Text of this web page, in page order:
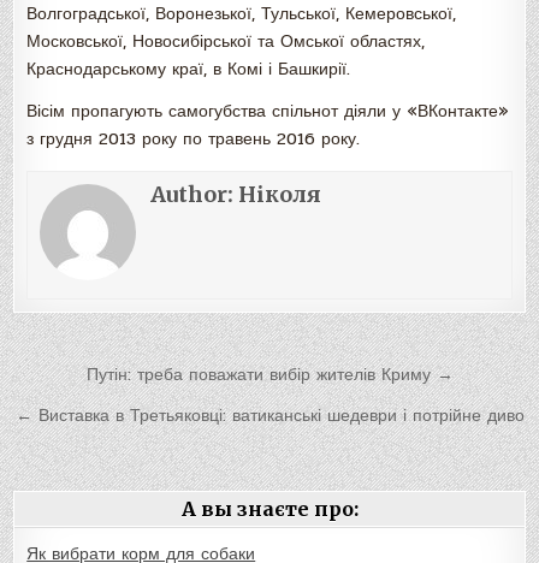
Волгоградської, Воронезької, Тульської, Кемеровської,
Московської, Новосибірської та Омської областях,
Краснодарському краї, в Комі і Башкирії.
Вісім пропагують самогубства спільнот діяли у «ВКонтакте»
з грудня 2013 року по травень 2016 року.
Author: Ніколя
Навигация
по
записям
Путін: треба поважати вибір жителів Криму →
← Виставка в Третьяковці: ватиканські шедеври і потрійне диво
А вы знаєте про:
Як вибрати корм для собаки